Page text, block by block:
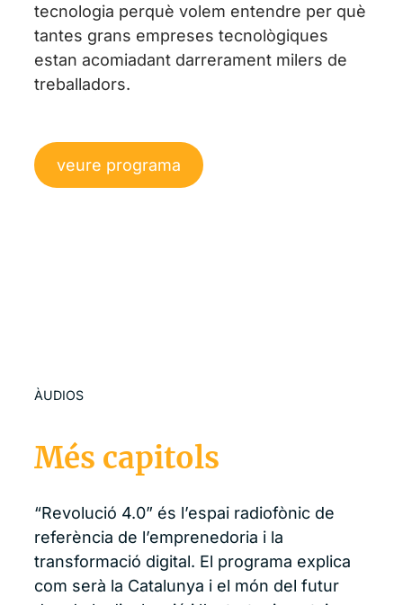
tecnologia perquè volem entendre per què
tantes grans empreses tecnològiques
estan acomiadant darrerament milers de
treballadors.
veure programa
ÀUDIOS
Més capitols
“Revolució 4.0” és l’espai radiofònic de
referència de l’emprenedoria i la
transformació digital. El programa explica
com serà la Catalunya i el món del futur